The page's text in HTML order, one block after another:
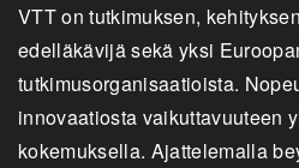
VTT on tutkimuksen,
edelläkävijä sekä yksi
tutkimusorganisaatioista.
innovaatiosta vaikuttavuuteen
kokemuksella. Ajattelemalla